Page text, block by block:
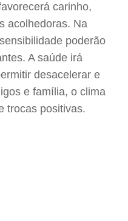
carinho,
acolhedoras. Na
poderão
A saúde irá
desacelerar e
e família, o clima
trocas positivas.